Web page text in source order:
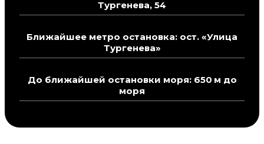
Тургенева, 54
Ближайшее метро остановка: ост. «Улица
Тургенева»
До ближайшей остановки моря: 650 м до
моря